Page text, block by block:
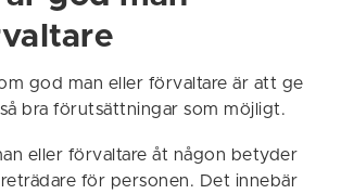
god man eller förvaltare är att ge
bra förutsättningar som möjligt.
eller förvaltare åt någon betyder
för personen. Det innebär